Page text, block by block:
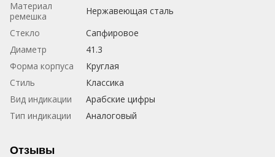
Материал
ремешка
Нержавеющая сталь
Стекло
Сапфировое
Диаметр
41.3
Форма корпуса
Круглая
Стиль
Классика
Вид индикации
Арабские цифры
Тип индикации
Аналоговый
Отзывы